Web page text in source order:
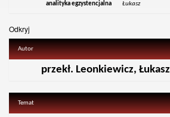
analityka egzystencjalna
Łukasz
Odkryj
Autor
przekł. Leonkiewicz, Łukasz
Temat